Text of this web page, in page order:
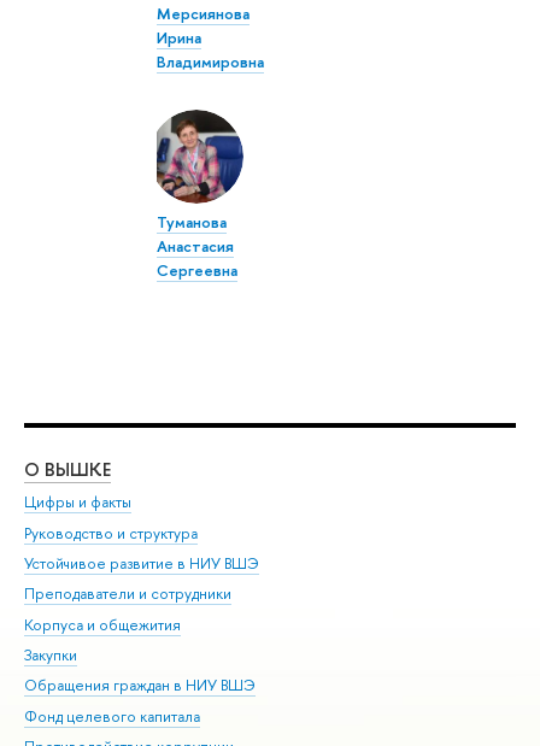
Мерсиянова
Ирина
Владимировна
Туманова
Анастасия
Сергеевна
О ВЫШКЕ
Цифры и факты
Руководство и структура
Устойчивое развитие в НИУ ВШЭ
Преподаватели и сотрудники
Корпуса и общежития
Закупки
Обращения граждан в НИУ ВШЭ
Фонд целевого капитала